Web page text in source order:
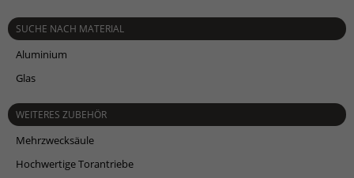
SUCHE NACH MATERIAL
Aluminium
Glas
WEITERES ZUBEHÖR
Mehrzwecksäule
Hochwertige Torantriebe